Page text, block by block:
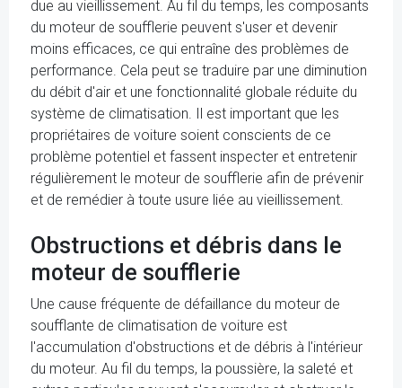
due au vieillissement. Au fil du temps, les composants
du moteur de soufflerie peuvent s'user et devenir
moins efficaces, ce qui entraîne des problèmes de
performance. Cela peut se traduire par une diminution
du débit d'air et une fonctionnalité globale réduite du
système de climatisation. Il est important que les
propriétaires de voiture soient conscients de ce
problème potentiel et fassent inspecter et entretenir
régulièrement le moteur de soufflerie afin de prévenir
et de remédier à toute usure liée au vieillissement.
Obstructions et débris dans le
moteur de soufflerie
Une cause fréquente de défaillance du moteur de
soufflante de climatisation de voiture est
l'accumulation d'obstructions et de débris à l'intérieur
du moteur. Au fil du temps, la poussière, la saleté et